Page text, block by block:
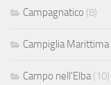
Campagnatico (8)
Campiglia Marittima
Campo nell'Elba (10)